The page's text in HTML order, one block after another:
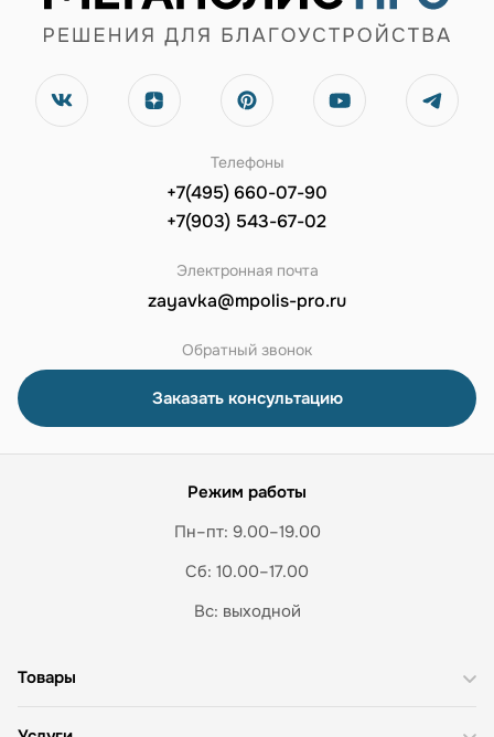
Телефоны
+7(495) 660-07-90
+7(903) 543-67-02
Электронная почта
zayavka@mpolis-pro.ru
Обратный звонок
Заказать консультацию
Режим работы
Пн–пт: 9.00–19.00
Сб: 10.00–17.00
Вс: выходной
Товары